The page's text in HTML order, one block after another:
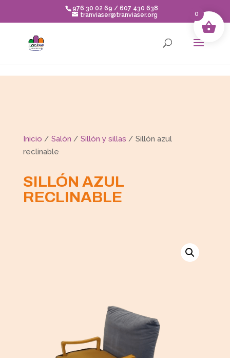
976 30 02 69 / 607 430 638
tranviaser@tranviaser.org
Inicio / Salón / Sillón y sillas / Sillón azul
reclinable
SILLÓN AZUL
RECLINABLE
0